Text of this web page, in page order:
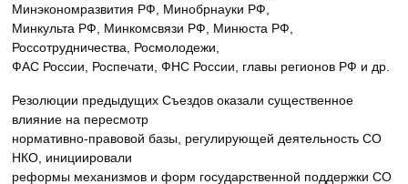
Минэкономразвития РФ, Минобрнауки РФ,
Минкульта РФ, Минкомсвязи РФ, Минюста РФ,
Россотрудничества, Росмолодежи,
ФАС России, Роспечати, ФНС России, главы регионов РФ и др.
Резолюции предыдущих Съездов оказали существенное
влияние на пересмотр
нормативно-правовой базы, регулирующей деятельность СО
НКО, инициировали
реформы механизмов и форм государственной поддержки СО